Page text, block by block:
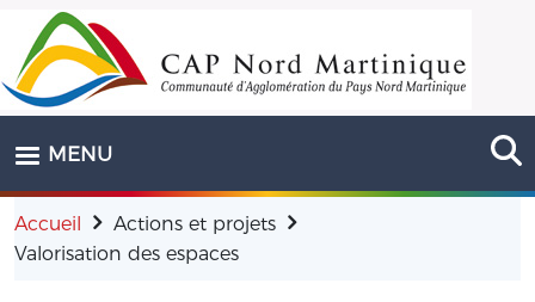
Aller au contenu principal
MENU
Accueil
Actions et projets
Valorisation des espaces